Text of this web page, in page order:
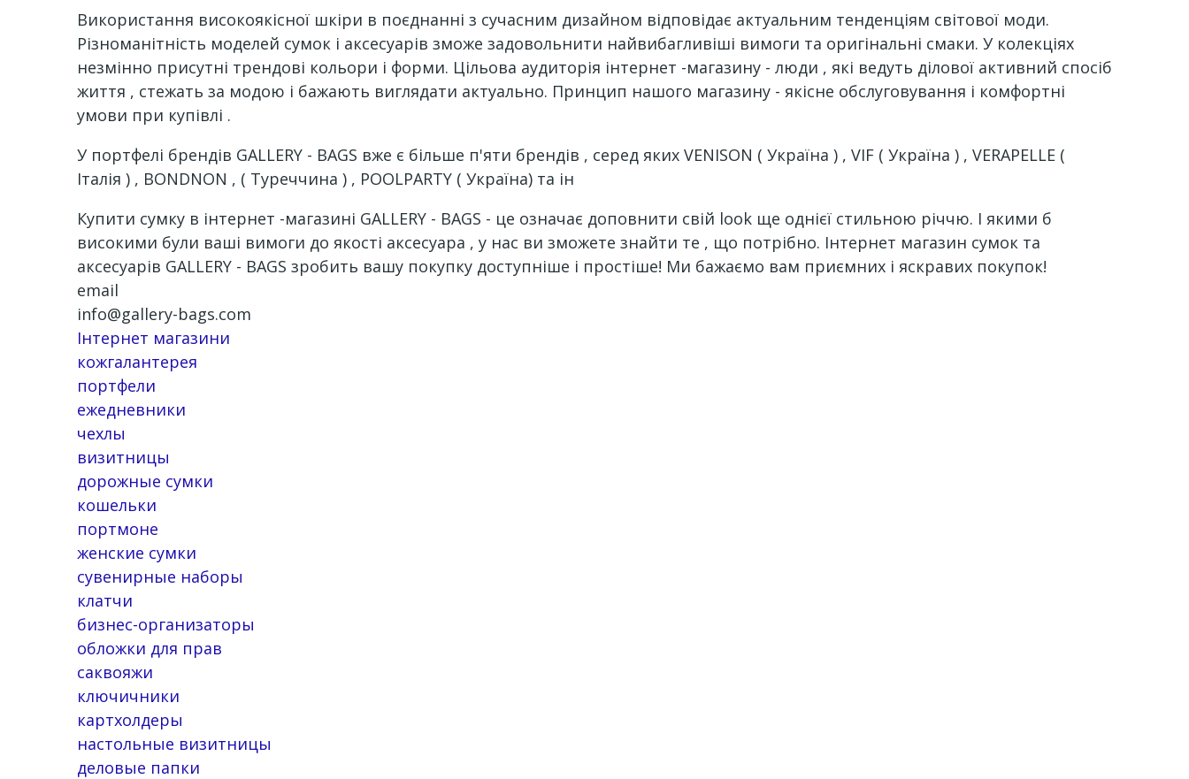
Використання високоякісної шкіри в поєднанні з сучасним дизайном відповідає актуальним тенденціям світової моди.
Різноманітність моделей сумок і аксесуарів зможе задовольнити найвибагливіші вимоги та оригінальні смаки. У колекціях
незмінно присутні трендові кольори і форми. Цільова аудиторія інтернет -магазину - люди , які ведуть ділової активний спосіб
життя , стежать за модою і бажають виглядати актуально. Принцип нашого магазину - якісне обслуговування і комфортні
умови при купівлі .
У портфелі брендів GALLERY - BAGS вже є більше п'яти брендів , серед яких VENISON ( Україна ) , VIF ( Україна ) , VERAPELLE (
Італія ) , BONDNON , ( Туреччина ) , POOLPARTY ( Україна) та ін
Купити сумку в інтернет -магазині GALLERY - BAGS - це означає доповнити свій look ще однієї стильною річчю. І якими б
високими були ваші вимоги до якості аксесуара , у нас ви зможете знайти те , що потрібно. Інтернет магазин сумок та
аксесуарів GALLERY - BAGS зробить вашу покупку доступніше і простіше! Ми бажаємо вам приємних і яскравих покупок!
email
info@gallery-bags.com
Інтернет магазини
кожгалантерея
портфели
ежедневники
чехлы
визитницы
дорожные сумки
кошельки
портмоне
женские сумки
сувенирные наборы
клатчи
бизнес-организаторы
обложки для прав
саквояжи
ключичники
картхолдеры
настольные визитницы
деловые папки